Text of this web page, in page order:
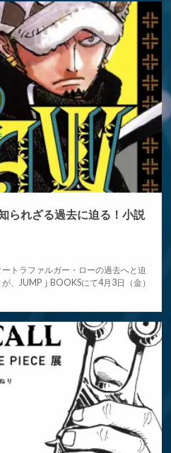
られざる過去に迫る！小説
ートラファルガー・ローの過去へと迫
、JUMPｊBOOKSにて4月3日（金）